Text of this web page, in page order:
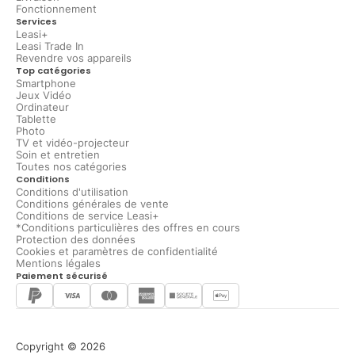
Fonctionnement
Services
Leasi+
Leasi Trade In
Revendre vos appareils
Top catégories
Smartphone
Jeux Vidéo
Ordinateur
Tablette
Photo
TV et vidéo-projecteur
Soin et entretien
Toutes nos catégories
Conditions
Conditions d'utilisation
Conditions générales de vente
Conditions de service Leasi+
*Conditions particulières des offres en cours
Protection des données
Cookies et paramètres de confidentialité
Mentions légales
Paiement sécurisé
Copyright © 2026